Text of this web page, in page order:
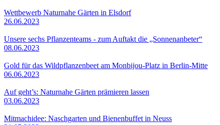
Wettbewerb Naturnahe Gärten in Elsdorf
26.06.2023
Unsere sechs Pflanzenteams - zum Auftakt die „Sonnenanbeter“
08.06.2023
Gold für das Wildpflanzenbeet am Monbijou-Platz in Berlin-Mitte
06.06.2023
Auf geht’s: Naturnahe Gärten prämieren lassen
03.06.2023
Mitmachidee: Naschgarten und Bienenbuffet in Neuss